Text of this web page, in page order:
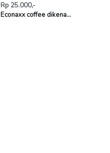
Rp 25.000,-
Econaxx coffee dikena...